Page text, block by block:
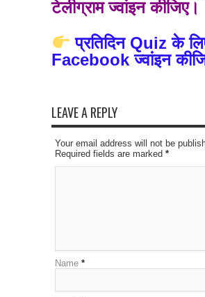
टेलीग्राम ज्वांइन कीजिए।
प्रतिदिन Quiz के
Facebook ज्वांइन
LEAVE A REPLY
Your email address will not be
Required fields are marked *
Name *